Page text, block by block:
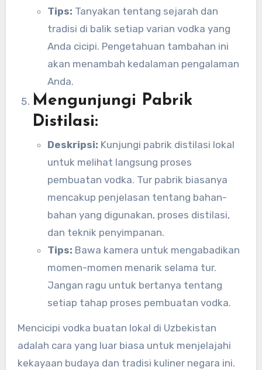
Tips: Tanyakan tentang sejarah dan
tradisi di balik setiap varian vodka yang
Anda cicipi. Pengetahuan tambahan ini
akan menambah kedalaman pengalaman
Anda.
Mengunjungi Pabrik
Distilasi:
Deskripsi: Kunjungi pabrik distilasi lokal
untuk melihat langsung proses
pembuatan vodka. Tur pabrik biasanya
mencakup penjelasan tentang bahan-
bahan yang digunakan, proses distilasi,
dan teknik penyimpanan.
Tips: Bawa kamera untuk mengabadikan
momen-momen menarik selama tur.
Jangan ragu untuk bertanya tentang
setiap tahap proses pembuatan vodka.
Mencicipi vodka buatan lokal di Uzbekistan
adalah cara yang luar biasa untuk menjelajahi
kekayaan budaya dan tradisi kuliner negara ini.